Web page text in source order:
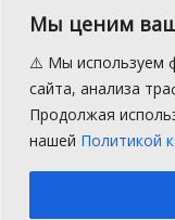
Мы ценим
⚠️ Мы используем
сайта, анализа
Продолжая
нашей Политикой
2015 — 2026 © АНО
Производство сайта:
Пиковое